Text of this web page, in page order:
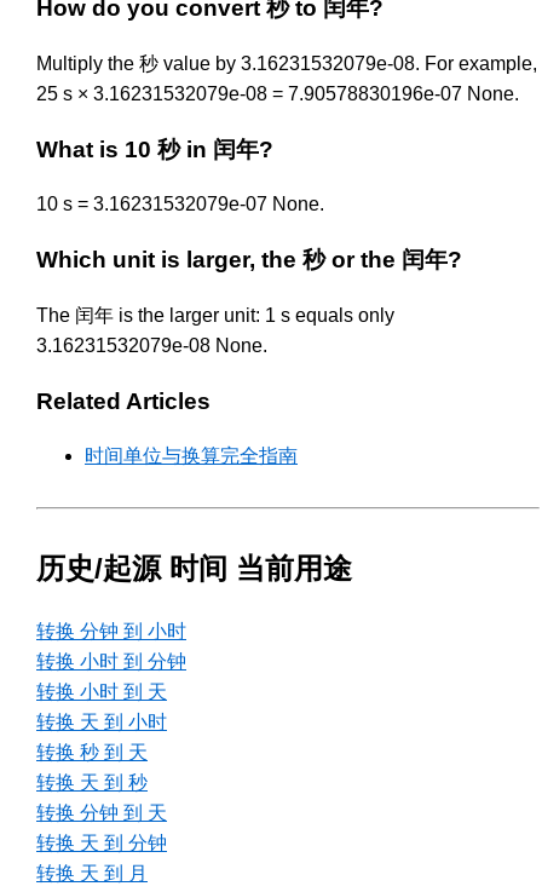
How do you convert 秒 to 闰年?
Multiply the 秒 value by 3.16231532079e-08. For example,
25 s × 3.16231532079e-08 = 7.90578830196e-07 None.
What is 10 秒 in 闰年?
10 s = 3.16231532079e-07 None.
Which unit is larger, the 秒 or the 闰年?
The 闰年 is the larger unit: 1 s equals only
3.16231532079e-08 None.
Related Articles
时间单位与换算完全指南
历史/起源 时间 当前用途
转换 分钟 到 小时
转换 小时 到 分钟
转换 小时 到 天
转换 天 到 小时
转换 秒 到 天
转换 天 到 秒
转换 分钟 到 天
转换 天 到 分钟
转换 天 到 月